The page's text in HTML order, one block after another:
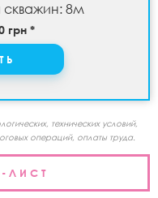
скважин: 8м
грн *
технических условий,
операций, оплаты труда.
ЛИСТ